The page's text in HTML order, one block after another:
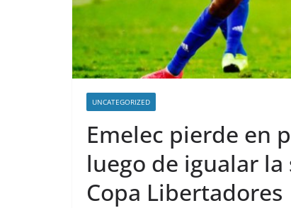
UNCATEGORIZED
Emelec pierde en
luego de igualar
Copa Libertadores